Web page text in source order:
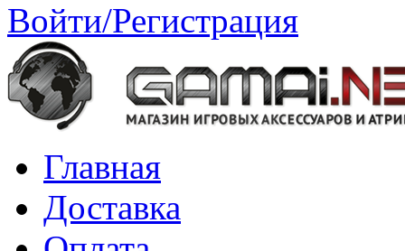
Войти/Регистрация
Главная
Доставка